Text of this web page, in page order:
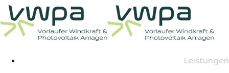
Leistungen